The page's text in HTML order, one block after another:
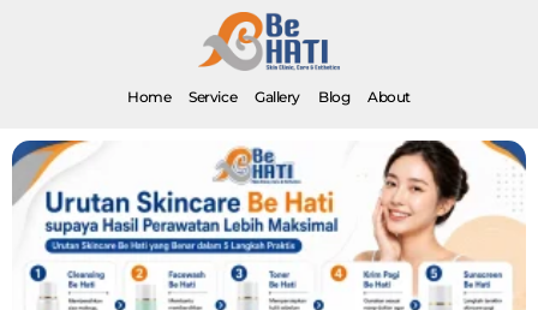
Home Service Gallery Blog About